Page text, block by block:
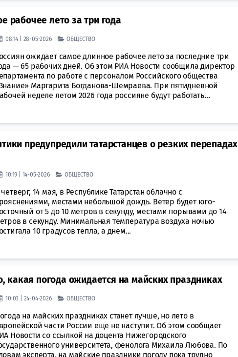
рабочее лето за три года
08:14 | 28-05-2026 ОБЩЕСТВО
ожидает самое длинное рабочее лето за последние три
— 65 рабочих дней. Об этом РИА Новости сообщила директор
по работе с персоналом Российского общества
Маргарита Богданова-Шемраева. При пятидневной
неделе летом 2026 года россияне будут работать...
предупредили татарстанцев о резких перепадах
10:19 | 14-05-2026 ОБЩЕСТВО
14 мая, в Республике Татарстан облачно с
местами небольшой дождь. Ветер будет юго-
от 5 до 10 метров в секунду, местами порывами до 14
в секунду. Минимальная температура воздуха ночью
10 градусов тепла, а днем...
какая погода ожидается на майских праздниках
10:03 | 24-04-2026 ОБЩЕСТВО
на майских праздниках станет лучше, но лето в
части России еще не наступит. Об этом сообщает
Новости со ссылкой на доцента Нижегородского
университета, фенолога Михаила Любова. По
эксперта, на майские праздники погоду пока трудно